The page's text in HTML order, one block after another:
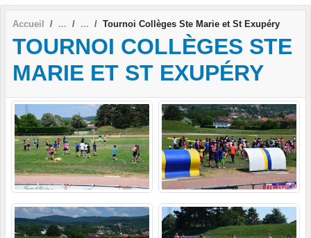
Accueil Tournoi Collèges Ste Marie et St Exupéry
TOURNOI COLLÈGES STE
MARIE ET ST EXUPÉRY